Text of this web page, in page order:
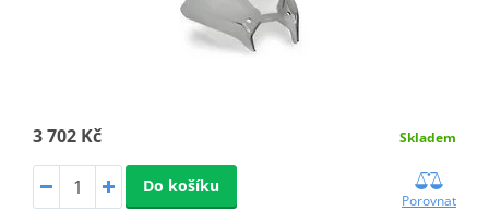
3 702 Kč Skladem
Do košíku
Porovnat